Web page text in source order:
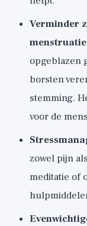
Verminder
opgeblazen
borsten
stemming.
voor de
zowel pijn
meditatie of